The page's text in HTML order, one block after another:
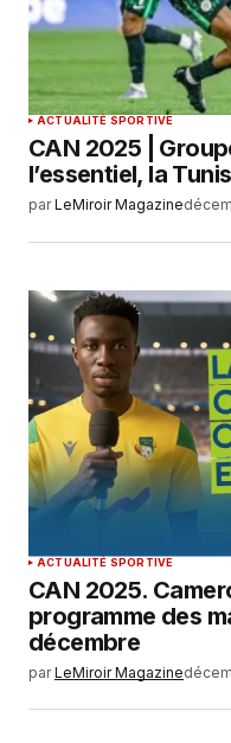
ACTUALITÉ SPORTIVE
CAN 2025 |
l’essentiel, la
par LeMiroir Magazine
ACTUALITÉ SPORTIVE
CAN 2025.
programme des
décembre
par LeMiroir Magazine